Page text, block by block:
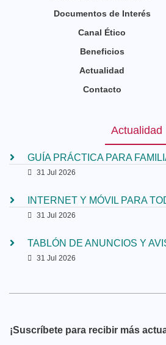
Documentos de Interés
Canal Ético
Beneficios
Actualidad
Contacto
Actualidad
GUÍA PRÁCTICA PARA
31 Jul 2026
INTERNET Y MÓVIL PARA
31 Jul 2026
TABLÓN DE ANUNCIOS Y
31 Jul 2026
¡Suscríbete para recibir más